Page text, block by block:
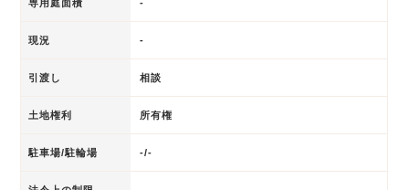
専用庭面積 -
現況 -
引渡し 相談
土地権利 所有権
駐車場/駐輪場 -/-